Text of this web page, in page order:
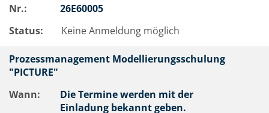
Nr.:
26E60005
Status:
Keine Anmeldung möglich
Prozessmanagement Modellierungsschulung
"PICTURE"
Wann:
Die Termine werden mit der
Einladung bekannt geben.